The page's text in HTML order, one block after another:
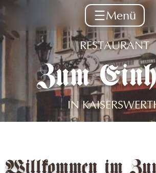
Menü
Home
Aktuelles
Speisen
Kontakt
RESTAURANT
Zum
IN
Willkommen im